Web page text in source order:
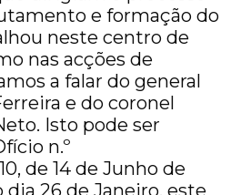
e formação do
neste centro de
nas acções de
a falar do general
e do coronel
Isto pode ser
n.º
de 14 de Junho de